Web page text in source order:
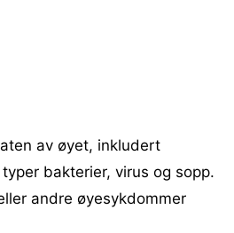
av øyet, inkludert
bakterier, virus og sopp.
andre øyesykdommer